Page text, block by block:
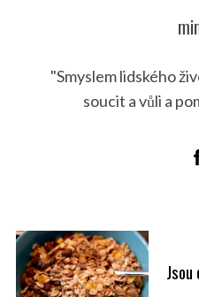
"Smyslem lidského
soucit a vůli a